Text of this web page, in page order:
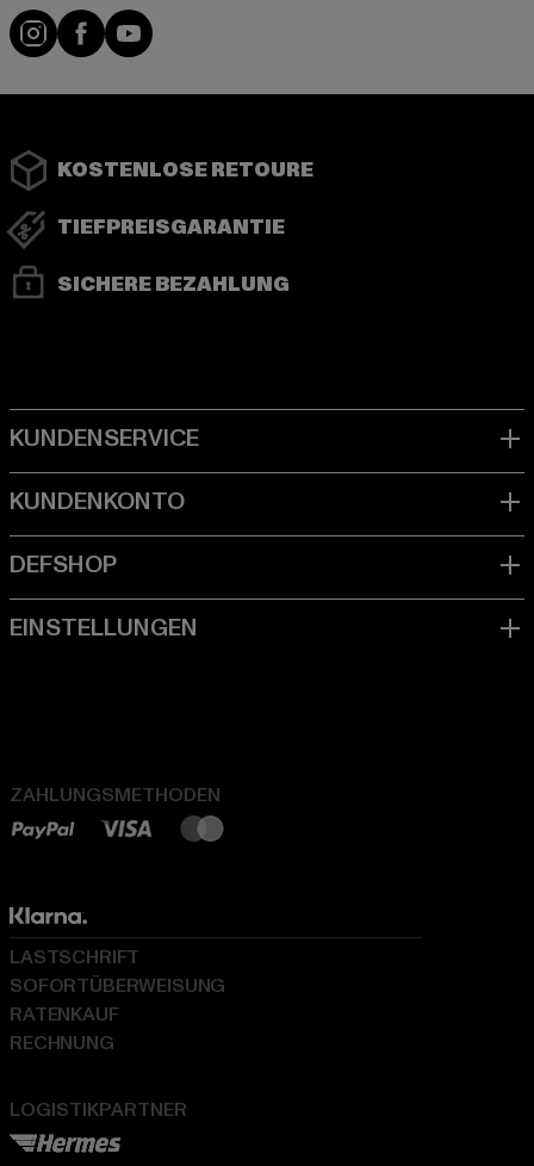
Instagram
FacebookYouTube
KOSTENLOSE RETOURE
TIEFPREISGARANTIE
SICHERE BEZAHLUNG
ZAHLUNGSMETHODEN
LOGISTIKPARTNER
LASTSCHRIFT
SOFORTÜBERWEISUNG
RATENKAUF
RECHNUNG